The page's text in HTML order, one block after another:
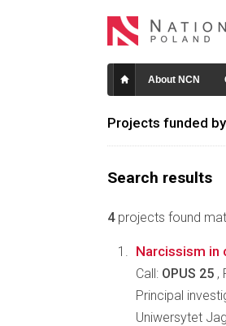
About NCN
Projects funded
Search results
4projects found
Narcissism in
Call: OPUS 25 ,
Principal
Uniwersytet